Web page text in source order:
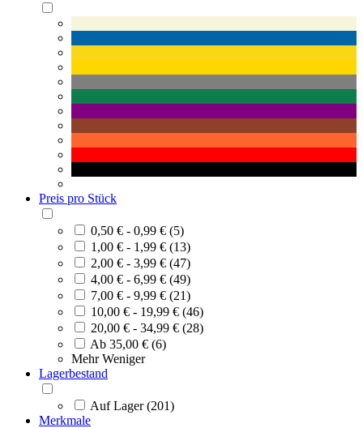
Preis pro Stück
0,50 € - 0,99 € (5)
1,00 € - 1,99 € (13)
2,00 € - 3,99 € (47)
4,00 € - 6,99 € (49)
7,00 € - 9,99 € (21)
10,00 € - 19,99 € (46)
20,00 € - 34,99 € (28)
Ab 35,00 € (6)
Mehr Weniger
Lagerbestand
Auf Lager (201)
Merkmale